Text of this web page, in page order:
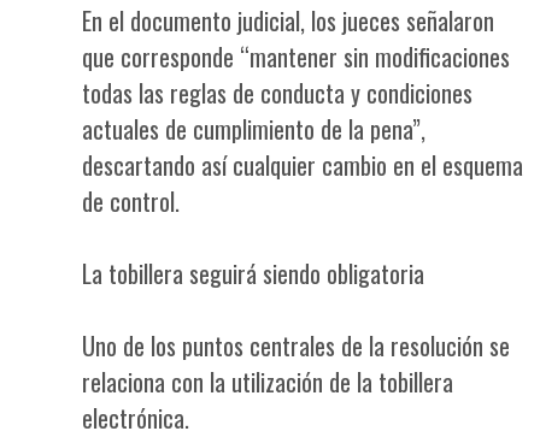
En el documento judicial, los jueces señalaron
que corresponde “mantener sin modificaciones
todas las reglas de conducta y condiciones
actuales de cumplimiento de la pena”,
descartando así cualquier cambio en el esquema
de control.
La tobillera seguirá siendo obligatoria
Uno de los puntos centrales de la resolución se
relaciona con la utilización de la tobillera
electrónica.